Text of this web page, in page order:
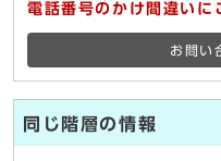
電話番号のかけ間違いに
お問い
同じ階層の情報